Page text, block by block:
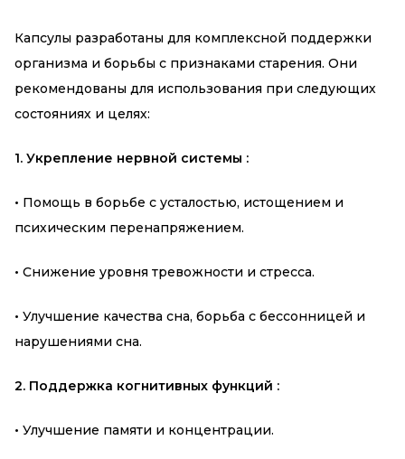
Капсулы разработаны для комплексной поддержки
организма и борьбы с признаками старения. Они
рекомендованы для использования при следующих
состояниях и целях:
1. Укрепление нервной системы :
• Помощь в борьбе с усталостью, истощением и
психическим перенапряжением.
• Снижение уровня тревожности и стресса.
• Улучшение качества сна, борьба с бессонницей и
нарушениями сна.
2. Поддержка когнитивных функций :
• Улучшение памяти и концентрации.